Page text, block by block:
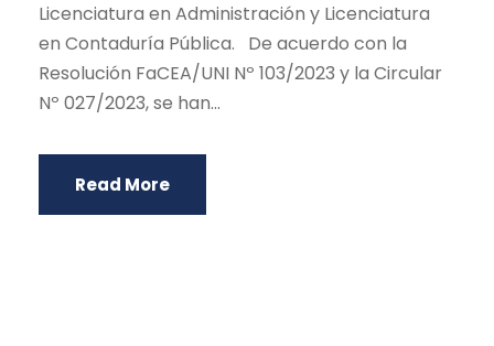
Licenciatura en Administración y Licenciatura
en Contaduría Pública. De acuerdo con la
Resolución FaCEA/UNI Nº 103/2023 y la Circular
Nº 027/2023, se han...
Read More